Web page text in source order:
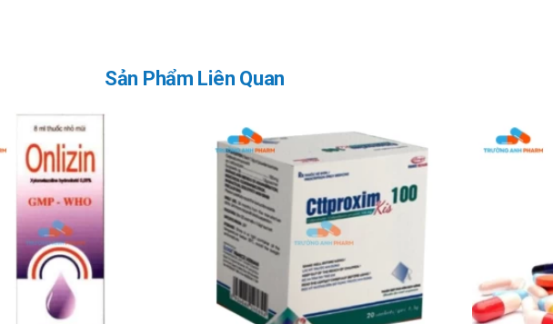
thận định kỳ hàng quý, bệnh nhân suy thận trung bình nên được kiểm tra chức năng
sử dụng thuốc
thận và đánh giá cận lâm sàng khuyến cáo
lâm sàng theo định kỳ được khuyến cáo
sàng về huyết học, các chức năng thận và men gan được khuyến cáo
nhất là thận được khuyến cáo
Sản Phẩm Liên Quan